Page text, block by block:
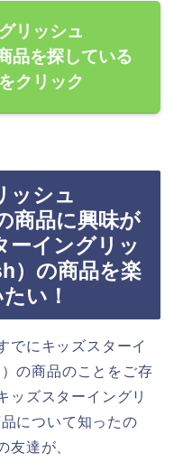
リッシュ
品を探している
クリック
ッシュ
商品に興味が
ーイングリッ
）の商品を楽
い！
でにキッズスターイ
の商品のことをご存
ッズスターイングリ
について知ったの
友達が、